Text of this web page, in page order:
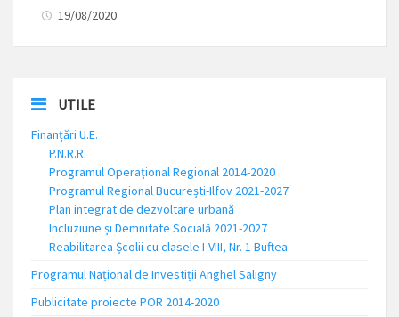
19/08/2020
UTILE
Finanțări U.E.
P.N.R.R.
Programul Operațional Regional 2014-2020
Programul Regional București-Ilfov 2021-2027
Plan integrat de dezvoltare urbană
Incluziune și Demnitate Socială 2021-2027
Reabilitarea Școlii cu clasele I-VIII, Nr. 1 Buftea
Programul Național de Investiții Anghel Saligny
Publicitate proiecte POR 2014-2020